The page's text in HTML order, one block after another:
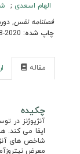
الهام اسعدی
فصلنامه نفس, دوره 5 شماره 2 (1397), 6
چاپ شده:
مقاله
چکیده
آنژیوژنز در
ایفا می کند.
شاخص های